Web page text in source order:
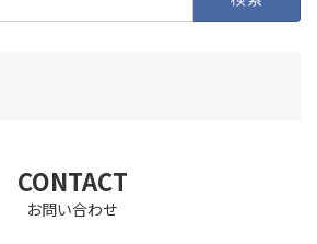
CONTACT
お問い合わせ